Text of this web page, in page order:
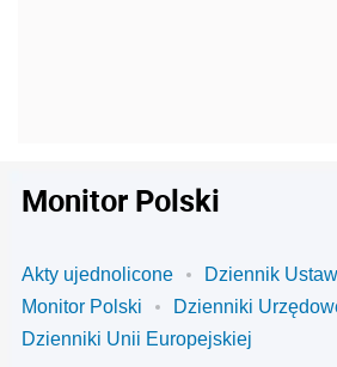
Monitor Polski
Akty ujednolicone
Dziennik Ustaw
Monitor Polski
Dzienniki
Dzienniki Unii Europejskiej